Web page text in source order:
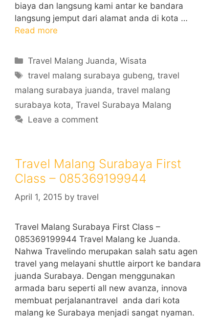
biaya dan langsung kami antar ke bandara
langsung jemput dari alamat anda di kota …
Read more
Categories
Travel Malang Juanda,Wisata
Tags
travel malang surabaya gubeng,travel
malang surabaya juanda, travel malang
surabaya kota, Travel Surabaya Malang
Leave a comment
Travel Malang Surabaya First
Class – 085369199944
April 1, 2015 by travel
Travel Malang Surabaya First Class –
085369199944 Travel Malang ke Juanda.
Nahwa Travelindo merupakan salah satu agen
travel yang melayani shuttle airport ke bandara
juanda Surabaya. Dengan menggunakan
armada baru seperti all new avanza, innova
membuat perjalanantravel anda dari kota
malang ke Surabaya menjadi sangat nyaman.